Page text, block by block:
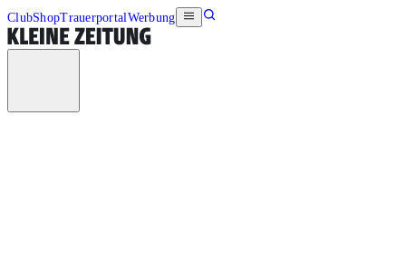
ClubShopTrauerportalWerbung